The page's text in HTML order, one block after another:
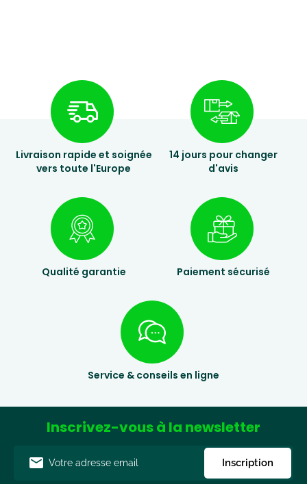
Livraison rapide et soignée
vers toute l'Europe
14 jours pour changer
d'avis
Qualité garantie Paiement sécurisé
Service & conseils en ligne
Inscrivez-vous à la newsletter
Inscription